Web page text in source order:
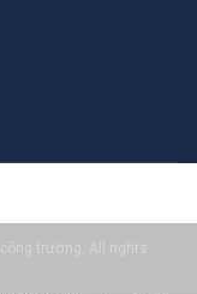
trường. All rights